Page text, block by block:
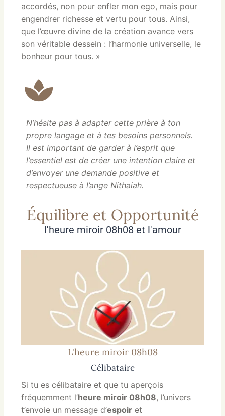
accordés, non pour enfler mon ego, mais pour
engendrer richesse et vertu pour tous. Ainsi,
que l’œuvre divine de la création avance vers
son véritable dessein : l’harmonie universelle, le
bonheur pour tous. »
N’hésite pas à adapter cette prière à ton
propre langage et à tes besoins personnels.
Il est important de garder à l’esprit que
l’essentiel est de créer une intention claire et
d’envoyer une demande positive et
respectueuse à l’ange Nithaiah.
Équilibre et Opportunité
l'heure miroir 08h08 et l'amour
L'heure miroir 08h08
Célibataire
Si tu es célibataire et que tu aperçois
fréquemment l’heure miroir 08h08, l’univers
t’envoie un message d’espoir et